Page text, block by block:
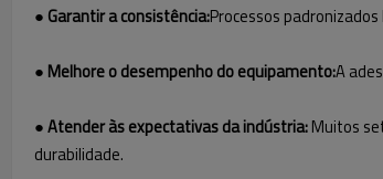
● Garantir a consistência:Processos
● Melhore o desempenho do equipamento:A
● Atender às expectativas da indústria:Muitos
durabilidade.